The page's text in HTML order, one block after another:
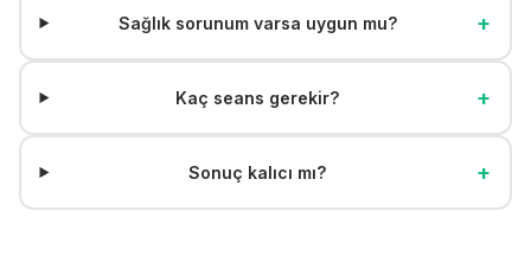
Sağlık sorunum varsa uygun mu? +
Kaç seans gerekir? +
Sonuç kalıcı mı? +